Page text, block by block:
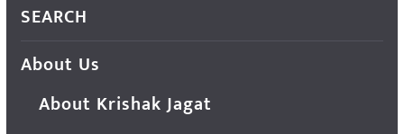
SEARCH
About Us
About Krishak Jagat